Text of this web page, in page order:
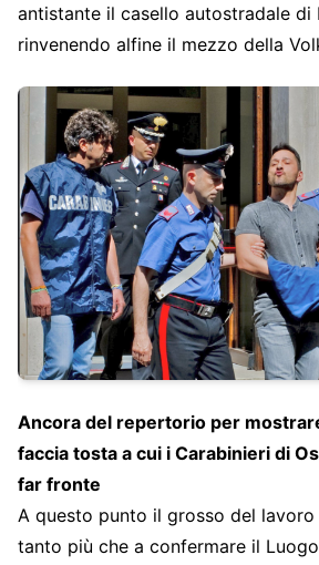
antistante il casello autostradale di
rinvenendo alfine il mezzo della
Ancora del repertorio per
faccia tosta a cui i Carabinieri di
far fronte
A questo punto il grosso del
tanto più che a confermare il